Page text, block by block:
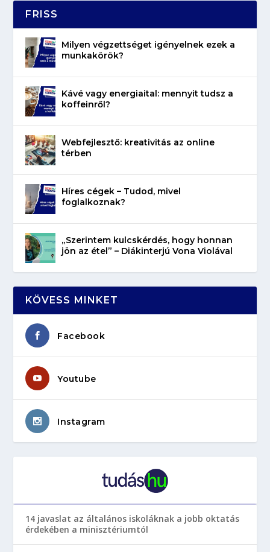
FRISS
Milyen végzettséget igényelnek ezek a
munkakörök?
Kávé vagy energiaital: mennyit tudsz a
koffeinről?
Webfejlesztő: kreativitás az online
térben
Híres cégek – Tudod, mivel
foglalkoznak?
„Szerintem kulcskérdés, hogy honnan
jön az étel” – Diákinterjú Vona Violával
KÖVESS MINKET
Facebook
Youtube
Instagram
14 javaslat az általános iskoláknak a jobb oktatás
érdekében a minisztériumtól